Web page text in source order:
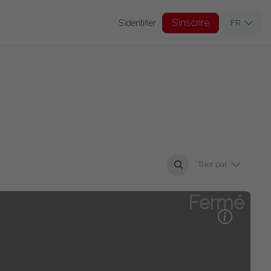
S’identifier S’inscrire FR
Trier par
Fermé